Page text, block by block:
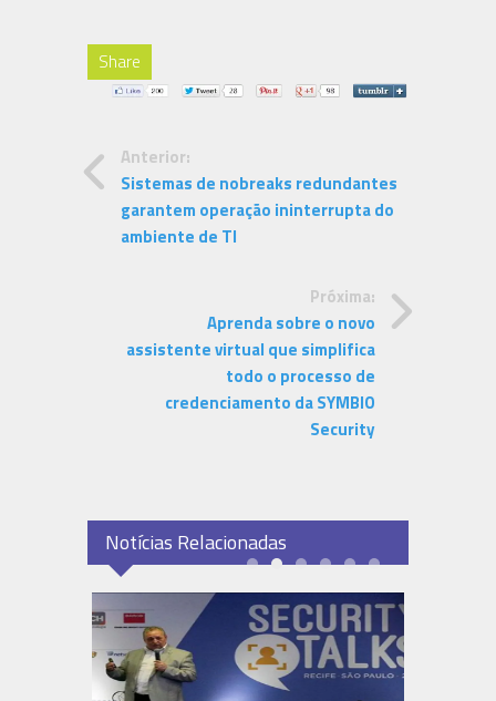
Share
Anterior:
Sistemas de nobreaks redundantes
garantem operação ininterrupta do
ambiente de TI
Próxima:
Aprenda sobre o novo
assistente virtual que simplifica
todo o processo de
credenciamento da SYMBIO
Security
Notícias Relacionadas